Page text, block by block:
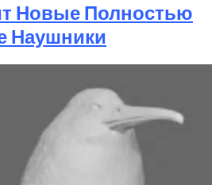
Новые Полностью
Наушники